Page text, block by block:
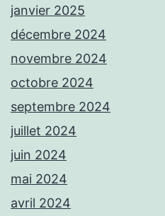
janvier 2025
décembre 2024
novembre 2024
octobre 2024
septembre 2024
juillet 2024
juin 2024
mai 2024
avril 2024